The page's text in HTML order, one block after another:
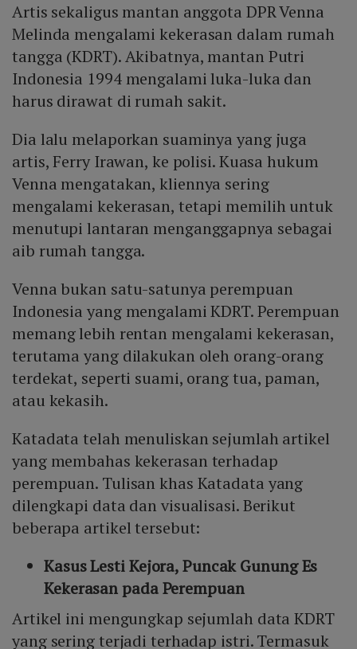
Artis sekaligus mantan anggota DPR Venna
Melinda mengalami kekerasan dalam rumah
tangga (KDRT). Akibatnya, mantan Putri
Indonesia 1994 mengalami luka-luka dan
harus dirawat di rumah sakit.
Dia lalu melaporkan suaminya yang juga
artis, Ferry Irawan, ke polisi. Kuasa hukum
Venna mengatakan, kliennya sering
mengalami kekerasan, tetapi memilih untuk
menutupi lantaran menganggapnya sebagai
aib rumah tangga.
Venna bukan satu-satunya perempuan
Indonesia yang mengalami KDRT. Perempuan
memang lebih rentan mengalami kekerasan,
terutama yang dilakukan oleh orang-orang
terdekat, seperti suami, orang tua, paman,
atau kekasih.
Katadata telah menuliskan sejumlah artikel
yang membahas kekerasan terhadap
perempuan. Tulisan khas Katadata yang
dilengkapi data dan visualisasi. Berikut
beberapa artikel tersebut:
Kasus Lesti Kejora, Puncak Gunung Es
Kekerasan pada Perempuan
Artikel ini mengungkap sejumlah data KDRT
yang sering terjadi terhadap istri. Termasuk